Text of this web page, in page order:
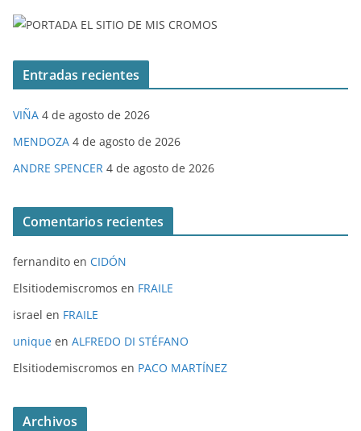
Entradas recientes
VIÑA 4 de agosto de 2026
MENDOZA 4 de agosto de 2026
ANDRE SPENCER 4 de agosto de 2026
Comentarios recientes
fernandito en CIDÓN
Elsitiodemiscromos en FRAILE
israel en FRAILE
unique en ALFREDO DI STÉFANO
Elsitiodemiscromos en PACO MARTÍNEZ
Archivos